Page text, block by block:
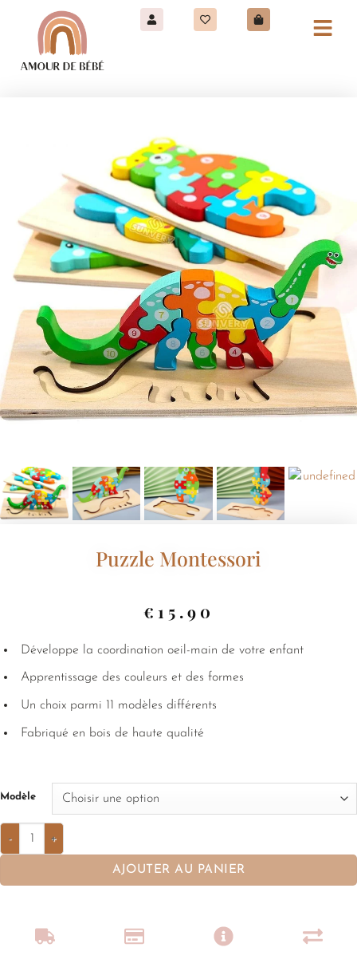
Puzzle Montessori
€ 15.90
Développe la coordination oeil-main de votre enfant
Apprentissage des couleurs et des formes
Un choix parmi 11 modèles différents
Fabriqué en bois de haute qualité
Modèle
AJOUTER AU PANIER